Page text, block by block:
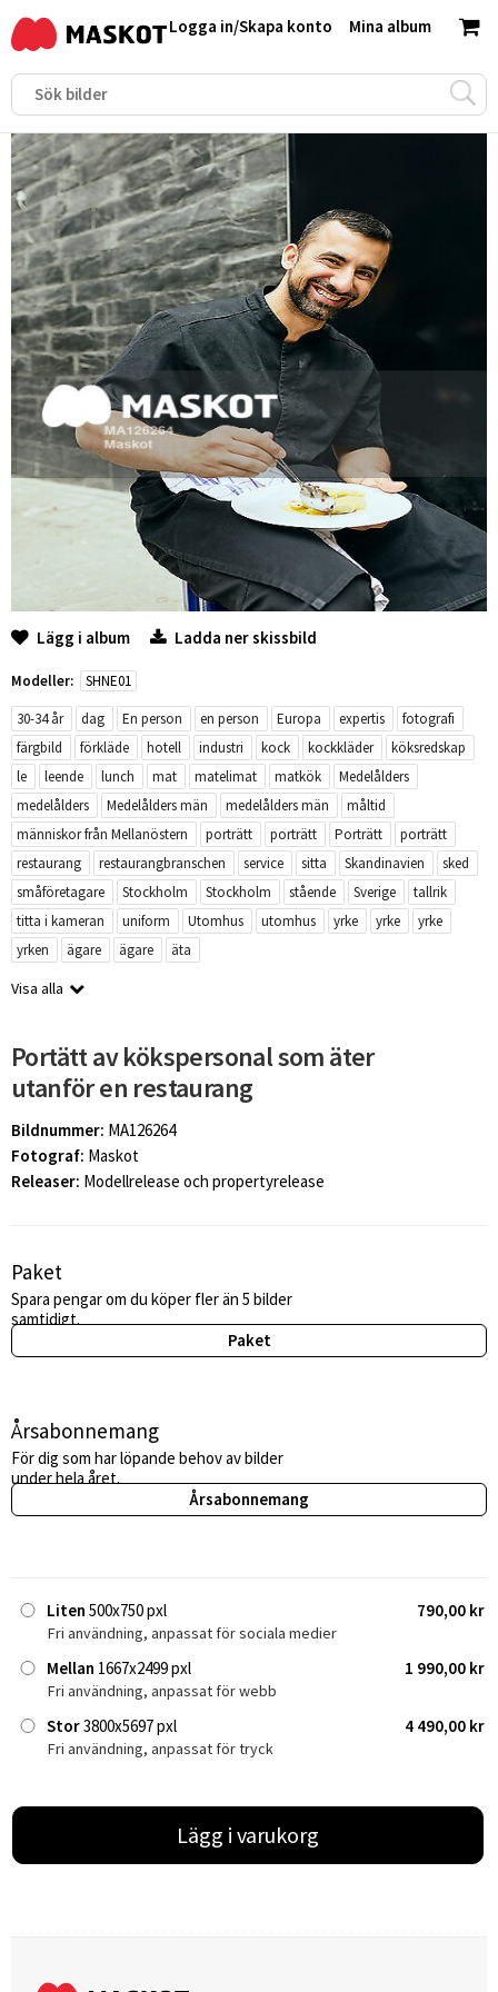
Mina album
Logga in/Skapa konto
Lägg i album Ladda ner skissbild
Modeller:
SHNE01
30-34 år
dag En person en person Europa expertis
fotografi
färgbild
förkläde hotell industri kock kockkläder
köksredskap
le
leende lunch mat matelimat matkök
Medelålders
medelålders
Medelålders män medelålders män
måltid
människor från Mellanöstern
porträtt porträtt Porträtt
porträtt
restaurang
restaurangbranschen service sitta Skandinavien
sked
småföretagare
Stockholm Stockholm stående Sverige
tallrik
titta i kameran
uniform Utomhus utomhus yrke yrke
yrke
yrken
ägare ägare äta
Visa alla
Portätt av kökspersonal som äter
utanför en restaurang
Bildnummer: MA126264
Fotograf: Maskot
Releaser: Modellrelease och propertyrelease
Paket
Spara pengar om du köper fler än 5 bilder
samtidigt.
Paket
Årsabonnemang
För dig som har löpande behov av bilder
under hela året.
Årsabonnemang
Liten 500x750 pxl 790,00 kr
Fri användning, anpassat för sociala medier
Mellan 1667x2499 pxl 1 990,00 kr
Fri användning, anpassat för webb
Stor3800x5697 pxl 4 490,00 kr
Fri användning, anpassat för tryck
Lägg i varukorg